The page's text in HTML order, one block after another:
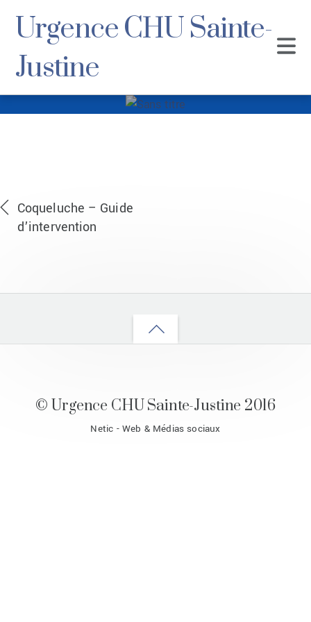
Urgence CHU Sainte-
Justine
Coqueluche – Guide
d’intervention
Back
© Urgence CHU Sainte-Justine 2016
Netic - Web & Médias sociaux